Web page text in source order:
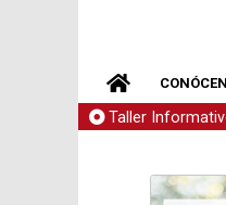
Taller